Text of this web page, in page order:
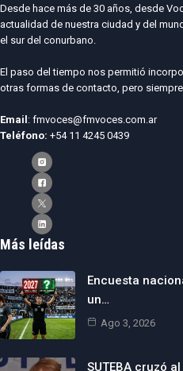
Desde hace más de 30 años, desde
actualidad de nuestra ciudad y del
el sur del conurbano.
El paso del tiempo nos permitió
otras formas de contacto, pero
Email : fmvoces@fmvoces.com.ar
Teléfono: +54 11 4245 0439
Más leídas
Encuesta
un…
Ago 3, 2026
SUTEBA cruzó